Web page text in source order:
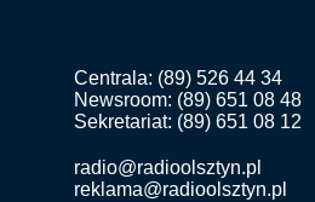
Centrala: (89) 526 44 34
Newsroom: (89) 651 08 48
Sekretariat: (89) 651 08 12
radio@radioolsztyn.pl
reklama@radioolsztyn.pl